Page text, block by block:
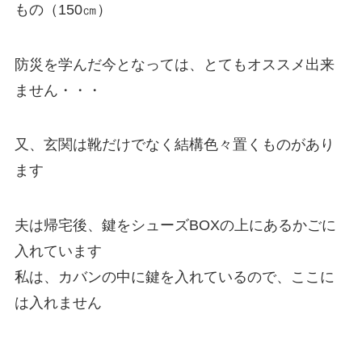
もの（150㎝）
防災を学んだ今となっては、とてもオススメ出来
ません・・・
又、玄関は靴だけでなく結構色々置くものがあり
ます
夫は帰宅後、鍵をシューズBOXの上にあるかごに
入れています
私は、カバンの中に鍵を入れているので、ここに
は入れません